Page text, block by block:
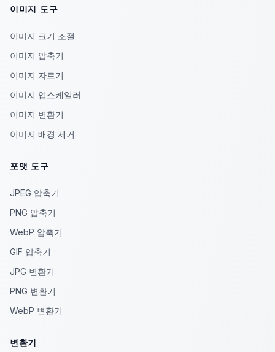
이미지 도구
이미지 크기 조절
이미지 압축기
이미지 자르기
이미지 업스케일러
이미지 변환기
이미지 배경 제거
포맷 도구
JPEG 압축기
PNG 압축기
WebP 압축기
GIF 압축기
JPG 변환기
PNG 변환기
WebP 변환기
변환기